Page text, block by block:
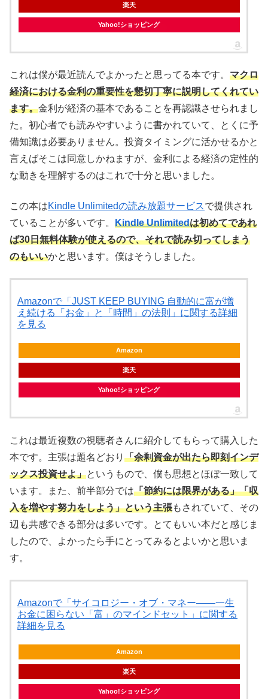
楽天
Yahoo!ショッピング
これは僕が最近読んでよかったと思ってる本です。 マクロ
経済における金利の重要性を懇切丁寧に説明してくれてい
ます。金利が経済の基本であることを再認識させられまし
た。初心者でも読みやすいように書かれていて、とくに予
備知識は必要ありません。投資タイミングに活かせるかと
言えばそこは同意しかねますが、金利による経済の定性的
な動きを理解するのはこれで十分と思いました。
この本はKindle Unlimitedの読み放題サービスで提供され
ていることが多いです。 Kindle Unlimitedは初めてであれ
ば30日無料体験が使えるので、それで読み切ってしまう
のもいいかと思います。僕はそうしました。
Amazonで「JUST KEEP BUYING 自動的に富が増
え続ける「お金」と「時間」の法則」に関する詳細
を見る
Amazon
楽天
Yahoo!ショッピング
これは最近複数の視聴者さんに紹介してもらって購入した
本です。主張は題名どおり 「余剰資金が出たら即刻インデ
ックス投資せよ」というもので、僕も思想とほぼ一致して
います。また、前半部分では「節約には限界がある」「収
入を増やす努力をしよう」という主張もされていて、その
辺も共感できる部分は多いです。とてもいい本だと感じま
したので、よかったら手にとってみるとよいかと思いま
す。
Amazonで「サイコロジー・オブ・マネー――一生
お金に困らない「富」のマインドセット」に関する
詳細を見る
Amazon
楽天
Yahoo!ショッピング